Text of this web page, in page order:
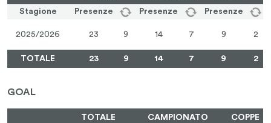
Stagione
Presenze Presenze Presenze
2025/2026 23 9 14 7 9 2
TOTALE 23 9 14 7 9 2
GOAL
TOTALE CAMPIONATO
COPPE